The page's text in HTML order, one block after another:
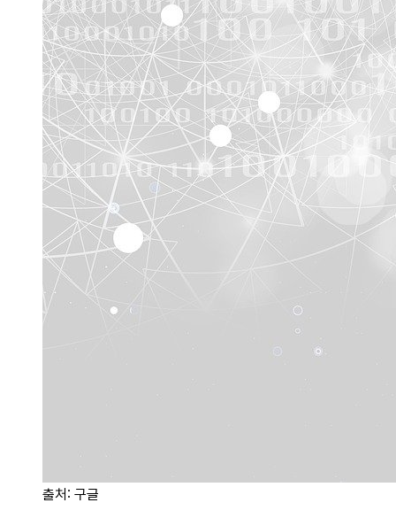
출처: 구글